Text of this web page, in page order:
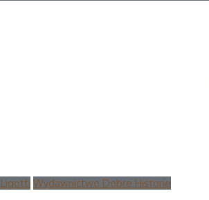
Wydawnictwo Dobre Historie